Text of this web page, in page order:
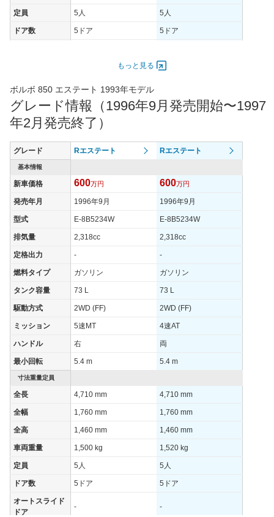
定員 5人 5人
ドア数 5ドア 5ドア
最高出力 125.00 [170]/ 6,100
最高トルク 219.7 [22.4]/ 4,700 269.7 [27.5]/ 1,800
過給機 -
タイヤ
タイヤサイズ
(前)
タイヤサイズ
(後)
燃費
WLTCモード - -
WLTCモード(市
- -
外)
- -
WLTCモード(高
JC08モード -
1015モード
60km定地
装備オプション 装備詳細を見る 装備詳細を見る
もっと見る
ボルボ 850 エステート 1993年モデル
グレード情報（1996年9月発売開始〜1997
年2月発売終了）
グレード Rエステート Rエステート
基本情報
新車価格 600万円 600万円
発売年月 1996年9月 1996年9月
型式 E-8B5234W E-8B5234W
排気量 2,318cc 2,318cc
定格出力 - -
燃料タイプ ガソリン ガソリン
タンク容量 73 L 73 L
駆動方式 2WD (FF) 2WD (FF)
ミッション 5速MT 4速AT
ハンドル 右 両
最小回転 5.4 m 5.4 m
寸法重量定員
全長 4,710 mm 4,710 mm
全幅 1,760 mm 1,760 mm
全高 1,460 mm 1,460 mm
車両重量 1,500 kg 1,520 kg
定員 5人 5人
ドア数 5ドア 5ドア
オートスライド
ドア
- -